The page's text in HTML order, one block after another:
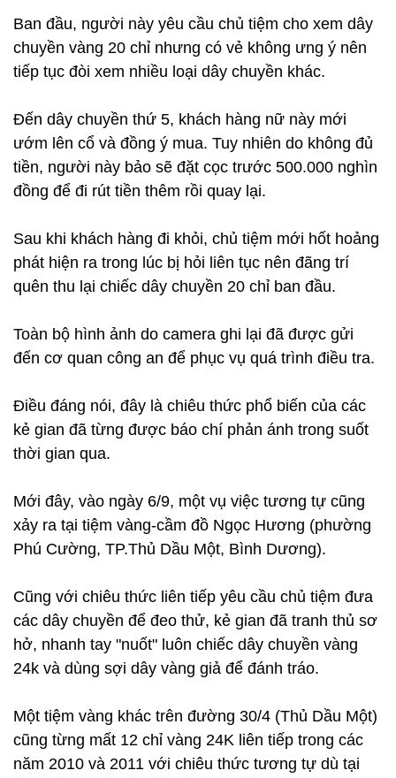
Ban đầu, người này yêu cầu chủ tiệm cho xem dây
chuyền vàng 20 chỉ nhưng có vẻ không ưng ý nên
tiếp tục đòi xem nhiều loại dây chuyền khác.
Đến dây chuyền thứ 5, khách hàng nữ này mới
ướm lên cổ và đồng ý mua. Tuy nhiên do không đủ
tiền, người này bảo sẽ đặt cọc trước 500.000 nghìn
đồng để đi rút tiền thêm rồi quay lại.
Sau khi khách hàng đi khỏi, chủ tiệm mới hốt hoảng
phát hiện ra trong lúc bị hỏi liên tục nên đãng trí
quên thu lại chiếc dây chuyền 20 chỉ ban đầu.
Toàn bộ hình ảnh do camera ghi lại đã được gửi
đến cơ quan công an để phục vụ quá trình điều tra.
Điều đáng nói, đây là chiêu thức phổ biến của các
kẻ gian đã từng được báo chí phản ánh trong suốt
thời gian qua.
Mới đây, vào ngày 6/9, một vụ việc tương tự cũng
xảy ra tại tiệm vàng-cầm đồ Ngọc Hương (phường
Phú Cường, TP.Thủ Dầu Một, Bình Dương).
Cũng với chiêu thức liên tiếp yêu cầu chủ tiệm đưa
các dây chuyền để đeo thử, kẻ gian đã tranh thủ sơ
hở, nhanh tay "nuốt" luôn chiếc dây chuyền vàng
24k và dùng sợi dây vàng giả để đánh tráo.
Một tiệm vàng khác trên đường 30/4 (Thủ Dầu Một)
cũng từng mất 12 chỉ vàng 24K liên tiếp trong các
năm 2010 và 2011 với chiêu thức tương tự dù tại